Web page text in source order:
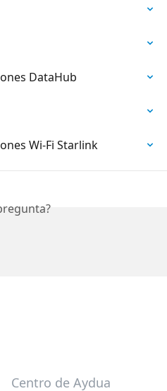
DataHub
Wi-Fi Starlink
Centro de Aydua